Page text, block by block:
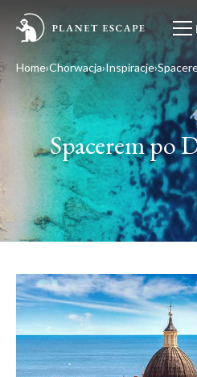
Home Chorwacja Inspiracje
Spacerem po